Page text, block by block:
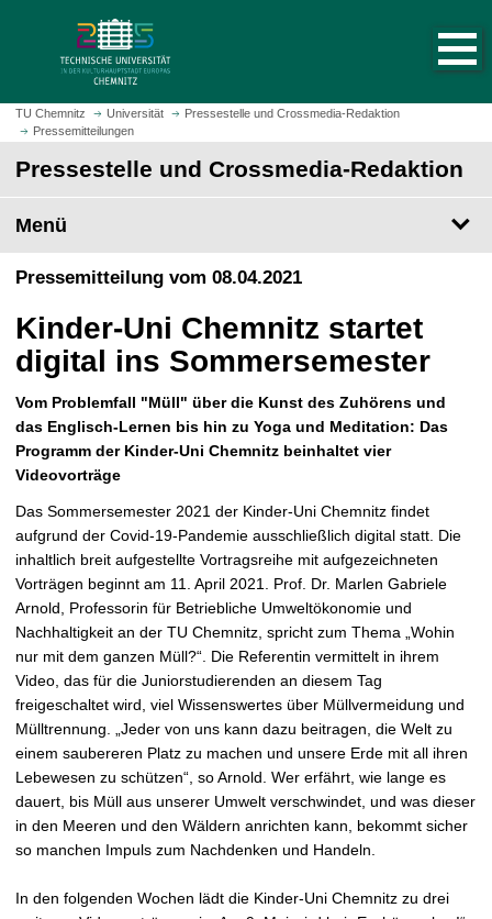
m
H
t
s
i
e
a
u
r
u
f
e
n
TU Chemnitz Universität
Pressestelle und Crossmedia-Redaktion
Pressemitteilungen
Pressestelle und Crossmedia-Redaktion
Menü
Pressemitteilung vom 08.04.2021
Kinder-Uni Chemnitz startet
digital ins Sommersemester
Vom Problemfall "Müll" über die Kunst des Zuhörens und
das Englisch-Lernen bis hin zu Yoga und Meditation: Das
Programm der Kinder-Uni Chemnitz beinhaltet vier
Videovorträge
Das Sommersemester 2021 der Kinder-Uni Chemnitz findet
aufgrund der Covid-19-Pandemie ausschließlich digital statt. Die
inhaltlich breit aufgestellte Vortragsreihe mit aufgezeichneten
Vorträgen beginnt am 11. April 2021. Prof. Dr. Marlen Gabriele
Arnold, Professorin für Betriebliche Umweltökonomie und
Nachhaltigkeit an der TU Chemnitz, spricht zum Thema „Wohin
nur mit dem ganzen Müll?“. Die Referentin vermittelt in ihrem
Video, das für die Juniorstudierenden an diesem Tag
freigeschaltet wird, viel Wissenswertes über Müllvermeidung und
Mülltrennung. „Jeder von uns kann dazu beitragen, die Welt zu
einem saubereren Platz zu machen und unsere Erde mit all ihren
Lebewesen zu schützen“, so Arnold. Wer erfährt, wie lange es
dauert, bis Müll aus unserer Umwelt verschwindet, und was dieser
in den Meeren und den Wäldern anrichten kann, bekommt sicher
so manchen Impuls zum Nachdenken und Handeln.
In den folgenden Wochen lädt die Kinder-Uni Chemnitz zu drei